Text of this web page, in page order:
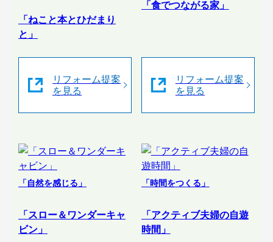
「ねこと本とひだまり
と」
リフォーム提案
を見る
「食でつながる家」
リフォーム提案
を見る
「自然を感じる」
「スロー＆ワンダーキャ
ビン」
「時間をつくる」
「アクティブ夫婦の自遊
時間」